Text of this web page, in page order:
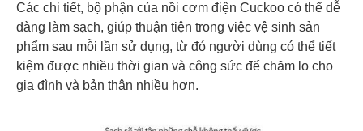
Các chi tiết, bộ phận của nồi cơm điện Cuckoo có thể dễ
dàng làm sạch, giúp thuận tiện trong việc vệ sinh sản
phẩm sau mỗi lần sử dụng, từ đó người dùng có thể tiết
kiệm được nhiều thời gian và công sức để chăm lo cho
gia đình và bản thân nhiều hơn.